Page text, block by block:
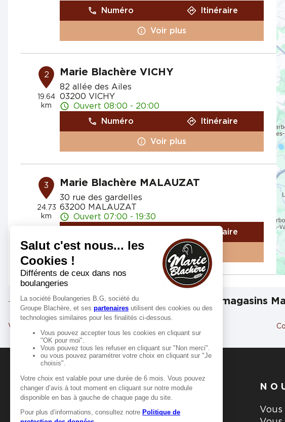
Numéro
Itinéraire
Voir plus
2
19.64
km
Marie Blachère VICHY
82 allée des Ailes
03200 VICHY
Ouvert 08:00 - 20:00
Numéro
Itinéraire
Voir plus
3
24.73
km
Marie Blachère MALAUZAT
30 rue des gardelles
63200 MALAUZAT
Ouvert 07:00 - 19:30
Itinéraire
Voir plus
Les magasins
Vichy
MANGER-BOUGER
Manger-Bouger.fr